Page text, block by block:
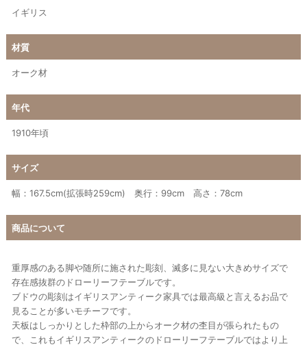
イギリス
材質
オーク材
年代
1910年頃
サイズ
幅：167.5cm(拡張時259cm) 奥行：99cm 高さ：78cm
商品について
重厚感のある脚や随所に施された彫刻、滅多に見ない大きめサイズで
存在感抜群のドローリーフテーブルです。
ブドウの彫刻はイギリスアンティーク家具では最高級と言えるお品で
見ることが多いモチーフです。
天板はしっかりとした枠部の上からオーク材の杢目が張られたもの
で、これもイギリスアンティークのドローリーフテーブルではより上